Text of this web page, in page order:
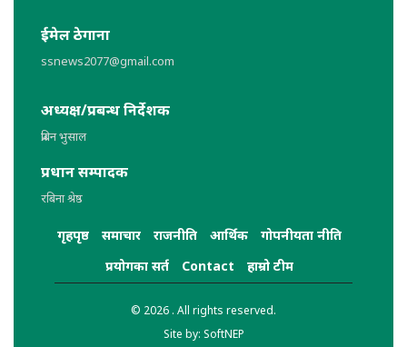
ईमेल ठेगाना
ssnews2077@gmail.com
अध्यक्ष/प्रबन्ध निर्देशक
प्रबिन भुसाल
प्रधान सम्पादक
रबिना श्रेष्ठ
गृहपृष्ठ समाचार राजनीति आर्थिक
गोपनीयता नीति
प्रयोगका सर्त
Contact हाम्रो टीम
© 2026 . All rights reserved.
Site by: SoftNEP